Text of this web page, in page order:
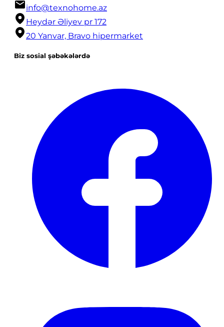
info@texnohome.az
Heydər Əliyev pr 172
20 Yanvar, Bravo hipermarket
Biz sosial şəbəkələrdə